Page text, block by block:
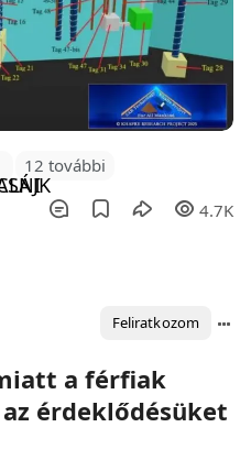
12 további
4.7K
Feliratkozom
a férfiak
érdeklődésüket